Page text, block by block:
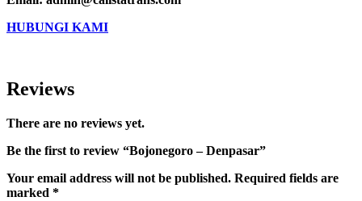
HUBUNGI KAMI
Reviews
There are no reviews yet.
Be the first to review “Bojonegoro – Denpasar”
Your email address will not be published. Required fields are
marked *